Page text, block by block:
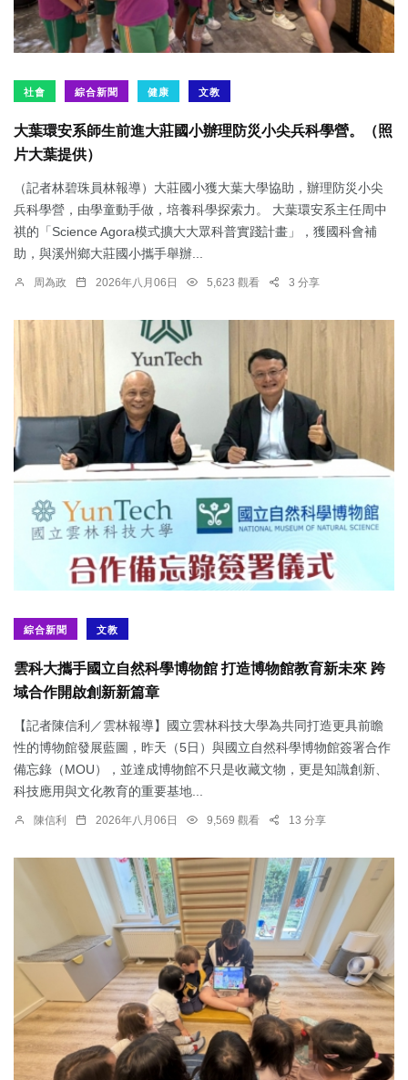
社會 綜合新聞 健康 文教
大葉環安系師生前進大莊國小辦理防災小尖兵科學營。（照
片大葉提供）
（記者林碧珠員林報導）大莊國小獲大葉大學協助，辦理防災小尖
兵科學營，由學童動手做，培養科學探索力。 大葉環安系主任周中
祺的「Science Agora模式擴大大眾科普實踐計畫」，獲國科會補
助，與溪州鄉大莊國小攜手舉辦...
周為政 2026年八月06日 5,623 觀看 3 分享
綜合新聞 文教
雲科大攜手國立自然科學博物館 打造博物館教育新未來 跨
域合作開啟創新新篇章
【記者陳信利／雲林報導】國立雲林科技大學為共同打造更具前瞻
性的博物館發展藍圖，昨天（5日）與國立自然科學博物館簽署合作
備忘錄（MOU），並達成博物館不只是收藏文物，更是知識創新、
科技應用與文化教育的重要基地...
陳信利 2026年八月06日 9,569 觀看 13 分享